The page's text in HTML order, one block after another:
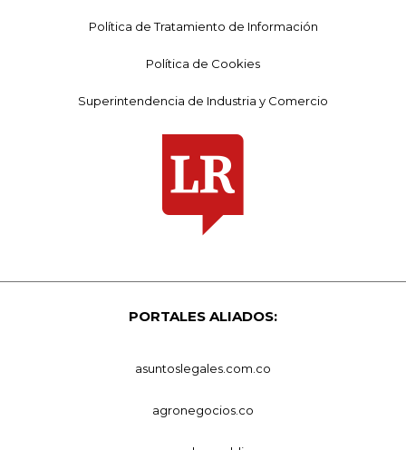
Política de Tratamiento de Información
Política de Cookies
Superintendencia de Industria y Comercio
PORTALES ALIADOS:
asuntoslegales.com.co
agronegocios.co